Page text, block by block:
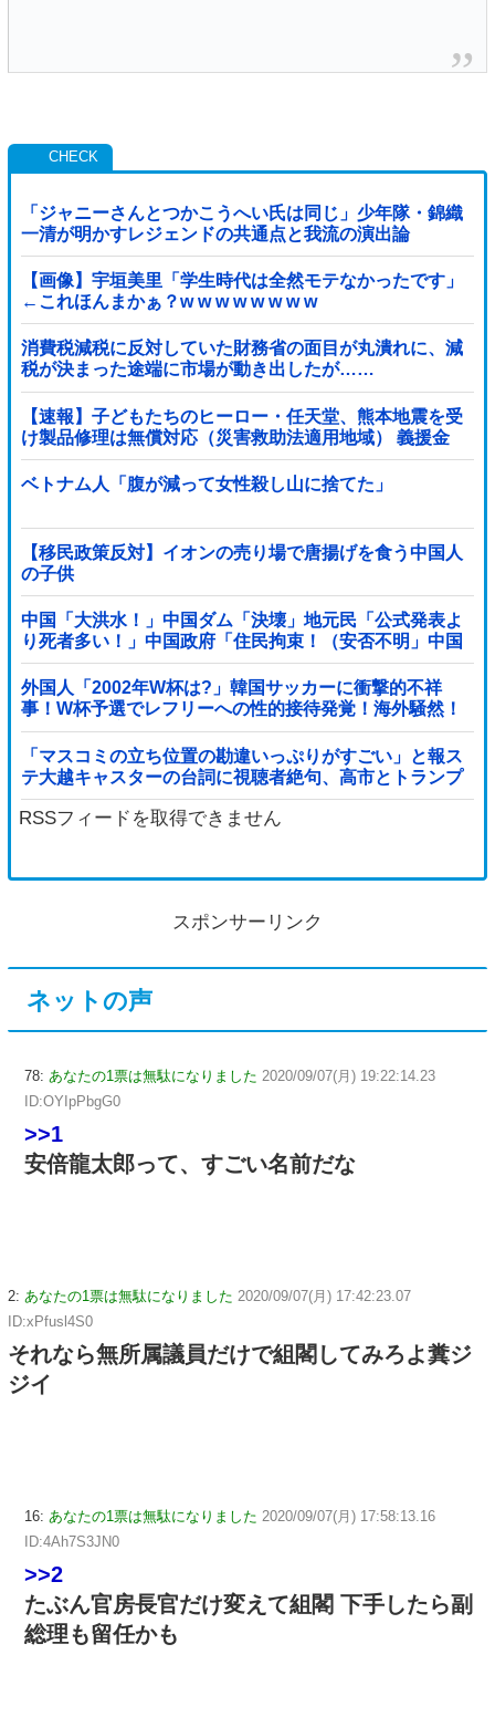
「ジャニーさんとつかこうへい氏は同じ」少年隊・錦織
一清が明かすレジェンドの共通点と我流の演出論
【画像】宇垣美里「学生時代は全然モテなかったです」
←これほんまかぁ？w w w w w w w w
消費税減税に反対していた財務省の面目が丸潰れに、減
税が決まった途端に市場が動き出したが……
【速報】子どもたちのヒーロー・任天堂、熊本地震を受
け製品修理は無償対応（災害救助法適用地域） 義援金
5000万円寄付
ベトナム人「腹が減って女性殺し山に捨てた」
【移民政策反対】イオンの売り場で唐揚げを食う中国人
の子供
中国「大洪水！」中国ダム「決壊」地元民「公式発表よ
り死者多い！」中国政府「住民拘束！（安否不明」中国
当局「救助隊動画も削除」台風13号「三峡ダム接近中」
→
外国人「2002年W杯は?」韓国サッカーに衝撃的不祥
事！W杯予選でレフリーへの性的接待発覚！海外騒然！
【海外の反応】
「マスコミの立ち位置の勘違いっぷりがすごい」と報ス
テ大越キャスターの台詞に視聴者絶句、高市とトランプ
を同列視させようという思惑がひしひしと他
RSSフィードを取得できません
スポンサーリンク
ネットの声
78: あなたの1票は無駄になりました 2020/09/07(月) 19:22:14.23
ID:OYIpPbgG0
>>1
安倍龍太郎って、すごい名前だな
2: あなたの1票は無駄になりました 2020/09/07(月) 17:42:23.07
ID:xPfusl4S0
それなら無所属議員だけで組閣してみろよ糞ジ
ジイ
16: あなたの1票は無駄になりました 2020/09/07(月) 17:58:13.16
ID:4Ah7S3JN0
>>2
たぶん官房長官だけ変えて組閣 下手したら副
総理も留任かも